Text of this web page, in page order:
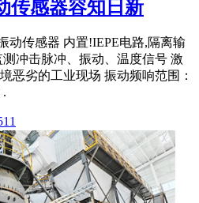
传感器容知日新
动传感器 内置!IEPE电路,隔离输
冲击脉冲、振动、温度信号 激
恶劣的工业现场 振动频响范围：
.